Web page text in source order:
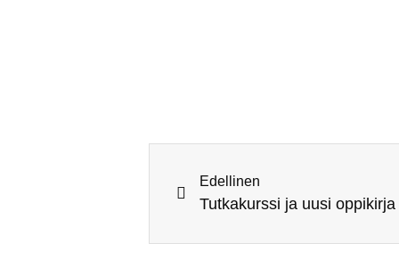
Edellinen
Tutkakurssi ja uusi oppikirja